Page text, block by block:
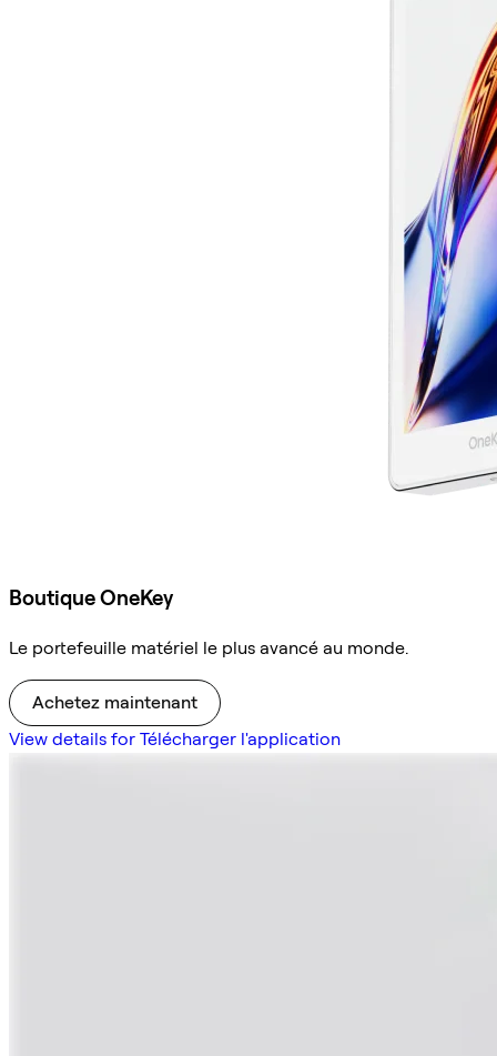
Boutique OneKey
Le portefeuille matériel le plus avancé au monde.
Achetez maintenant
View details for Télécharger l'application